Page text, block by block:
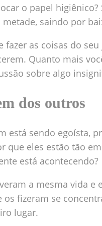
o papel
saindo por
fazer as coisas do
Quanto mais
sobre algo
dos outros
está sendo egoísta,
que eles estão tão
está acontecendo?
a mesma vida e
os fizeram se
lugar.